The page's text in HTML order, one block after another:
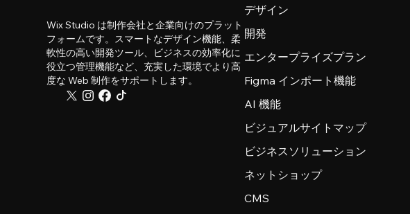
Wix Studio は制作会社と企業向けのプラット
フォームです。スマートなデザイン機能、柔
軟性の高い開発ツール、ビジネスの効率化に
役立つ管理機能など、充実した環境でより高
度な Web 制作をサポートします。
デザイン
開発
エンタープライズプラン
Figma インポート機能
AI 機能
ビジュアルサイトマップ
ビジネスソリューション
ネットショップ
CMS